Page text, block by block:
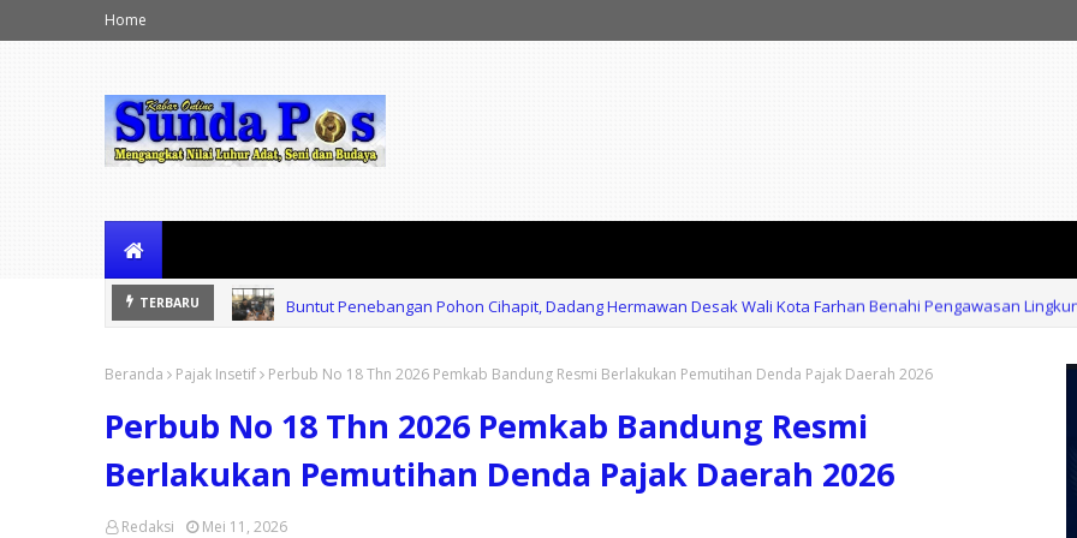
Home
TERBARU Buntut Penebangan Pohon Cihapit, Dadang Hermawan Desak Wali Kota Farhan Benahi Pengawasan
Beranda Pajak Insetif Perbub No 18 Thn 2026 Pemkab Bandung Resmi Berlakukan Pemutihan Denda Pajak Daerah 2026
Perbub No 18 Thn 2026 Pemkab Bandung Resmi
Berlakukan Pemutihan Denda Pajak Daerah 2026
Redaksi Mei 11, 2026